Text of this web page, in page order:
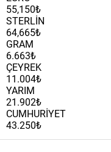
55,150₺
STERLİN
64,665₺
GRAM
6.663₺
ÇEYREK
11.004₺
YARIM
21.902₺
CUMHURİYET
43.250₺